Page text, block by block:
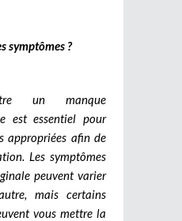
symptômes ?
un manque
est essentiel pour
appropriées afin de
Les symptômes
peuvent varier
mais certains
vous mettre la